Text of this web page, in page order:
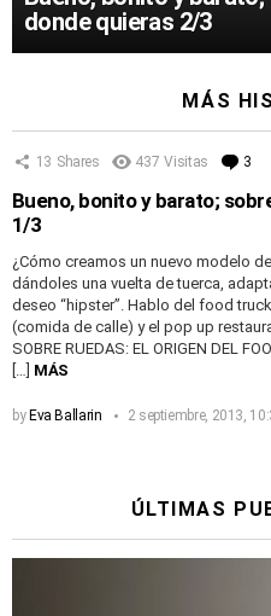
donde quieras 2/3
MÁS
13 Shares 437 Visitas 3
Bueno, bonito y barato;
1/3
¿Cómo creamos un nuevo modelo
dándoles una vuelta de tuerca,
deseo “hipster”. Hablo del food
(comida de calle) y el pop up
SOBRE RUEDAS: EL ORIGEN DEL
[…] MÁS
by Eva Ballarin 2 septiembre, 2013,
ÚLTIMAS